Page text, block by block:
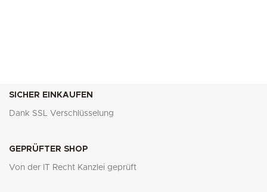
SICHER EINKAUFEN
Dank SSL Verschlüsselung
GEPRÜFTER SHOP
Von der IT Recht Kanzlei geprüft